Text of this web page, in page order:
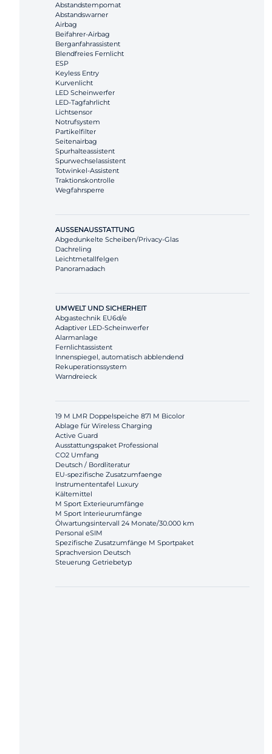
Abstandstempomat
Abstandswarner
Airbag
Beifahrer-Airbag
Berganfahrassistent
Blendfreies Fernlicht
ESP
Keyless Entry
Kurvenlicht
LED Scheinwerfer
LED-Tagfahrlicht
Lichtsensor
Notrufsystem
Partikelfilter
Seitenairbag
Spurhalteassistent
Spurwechselassistent
Totwinkel-Assistent
Traktionskontrolle
Wegfahrsperre
AUSSENAUSSTATTUNG
Abgedunkelte Scheiben/Privacy-Glas
Dachreling
Leichtmetallfelgen
Panoramadach
UMWELT UND SICHERHEIT
Abgastechnik EU6d/e
Adaptiver LED-Scheinwerfer
Alarmanlage
Fernlichtassistent
Innenspiegel, automatisch abblendend
Rekuperationssystem
Warndreieck
19 M LMR Doppelspeiche 871 M Bicolor
Ablage für Wireless Charging
Active Guard
Ausstattungspaket Professional
CO2 Umfang
Deutsch / Bordliteratur
EU-spezifische Zusatzumfaenge
Instrumententafel Luxury
Kältemittel
M Sport Exterieurumfänge
M Sport Interieurumfänge
Ölwartungsintervall 24 Monate/30.000 km
Personal eSIM
Spezifische Zusatzumfänge M Sportpaket
Sprachversion Deutsch
Steuerung Getriebetyp